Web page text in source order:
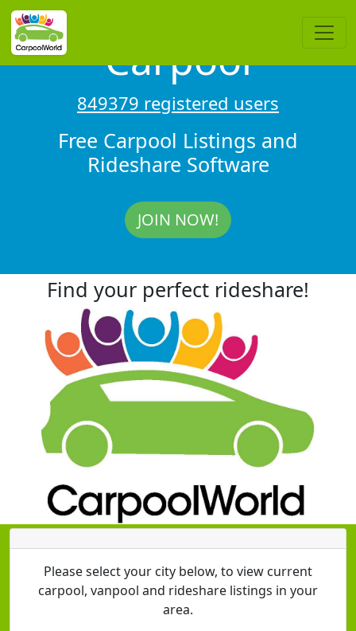
Carpool
849379 registered users
Free Carpool Listings and
Rideshare Software
JOIN NOW!
Find your perfect rideshare!
Please select your city below, to view current
carpool, vanpool and rideshare listings in your
area.